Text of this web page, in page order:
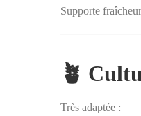
Supporte
🪴
Très adaptée :